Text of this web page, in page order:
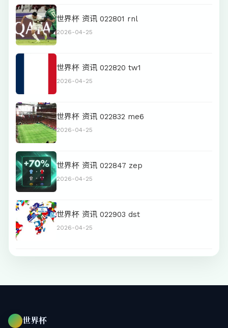
世界杯 资讯 022801 rnl
2026-04-25
世界杯 资讯 022820 tw1
2026-04-25
世界杯 资讯 022832 me6
2026-04-25
世界杯 资讯 022847 zep
2026-04-25
世界杯 资讯 022903 dst
2026-04-25
世界杯